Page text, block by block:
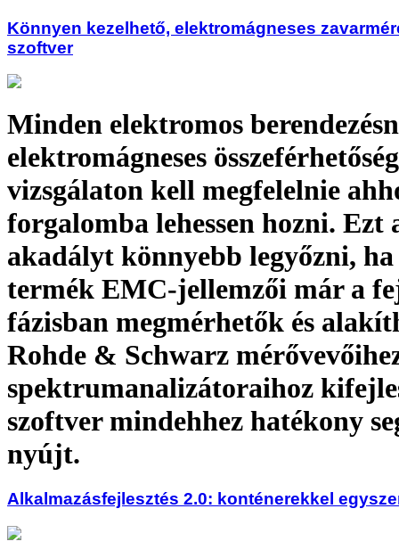
Könnyen kezelhető, elektromágneses
szoftver
Minden elektromos
elektromágneses
vizsgálaton kell megfelelnie
forgalomba lehessen hozni. Ezt
akadályt könnyebb legyőzni, ha
termék EMC-jellemzői már a
fázisban megmérhetők és
Rohde & Schwarz
spektrumanalizátoraihoz
szoftver mindehhez hatékony
nyújt.
Alkalmazásfejlesztés 2.0: konténerekkel